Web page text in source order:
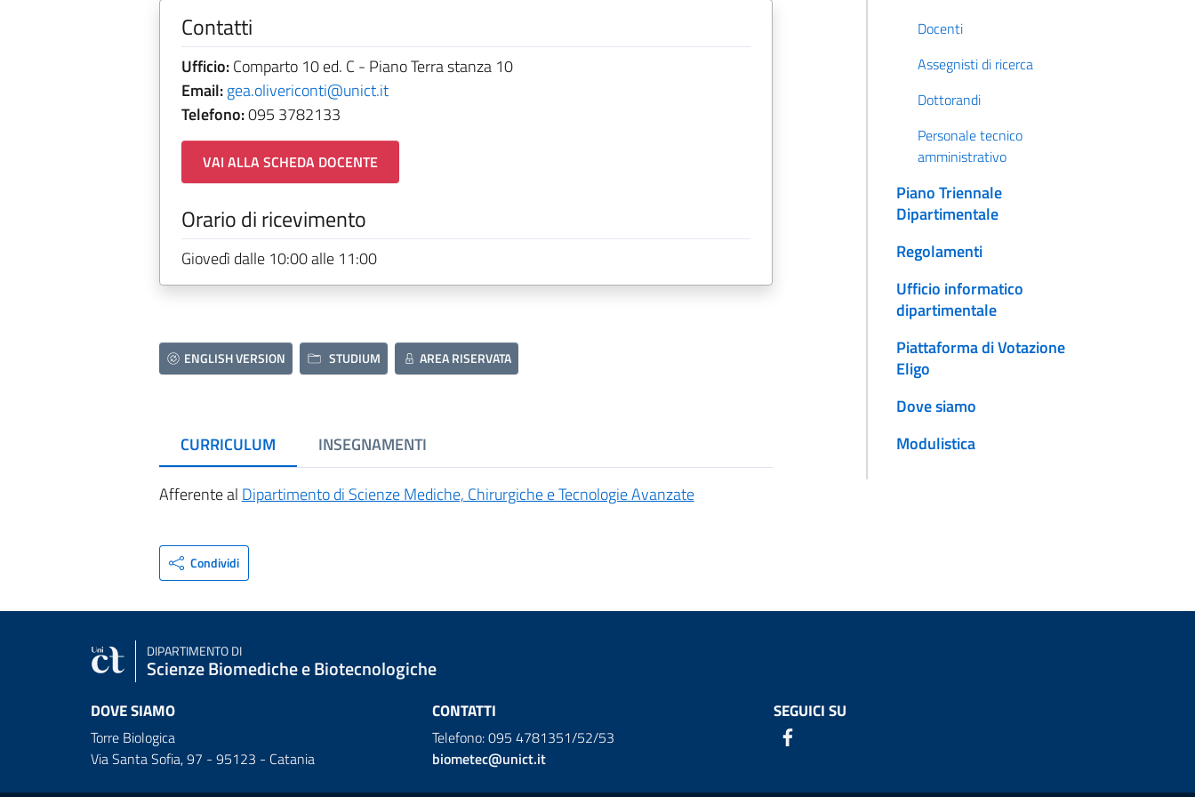
Contatti
Ufficio:Comparto 10 ed. C - Piano Terra stanza 10
Email:gea.olivericonti@unict.it
Telefono:095 3782133
VAI ALLA SCHEDA DOCENTE
Orario di ricevimento
Giovedì dalle 10:00 alle 11:00
ENGLISH VERSION STUDIUM AREA RISERVATA
CURRICULUM INSEGNAMENTI
Afferente al Dipartimento di Scienze Mediche, Chirurgiche e Tecnologie Avanzate
Condividi
Docenti
Assegnisti di ricerca
Dottorandi
Personale tecnico
amministrativo
Piano Triennale
Dipartimentale
Regolamenti
Ufficio informatico
dipartimentale
Piattaforma di Votazione
Eligo
Dove siamo
Modulistica
DIPARTIMENTO DI
Scienze Biomediche e Biotecnologiche
DOVE SIAMO
Torre Biologica
Via Santa Sofia, 97 - 95123 - Catania
CONTATTI
Telefono: 095 4781351/52/53
biometec@unict.it
SEGUICI SU